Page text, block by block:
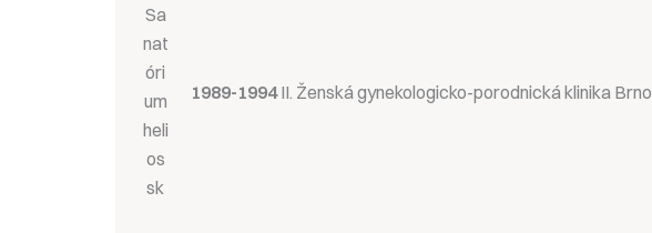
1989-1994II. Ženská gynekologicko-porodnická klinika Brno